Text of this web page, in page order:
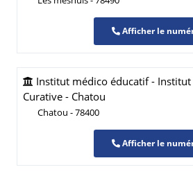
Afficher le
Institut médico éducatif - Institut
Curative - Chatou
Chatou - 78400
Afficher le